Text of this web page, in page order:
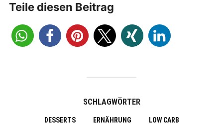
Teile diesen Beitrag
SCHLAGWÖRTER
DESSERTS ERNÄHRUNG
LOW CARB